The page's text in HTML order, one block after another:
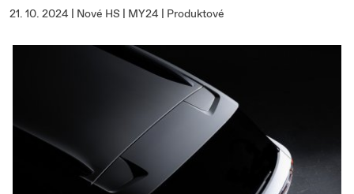
21. 10. 2024 | Nové HS | MY24 | Produktové